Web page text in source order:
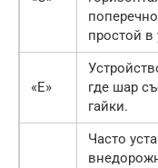
простой в
«E»
где шар
гайки.
Часто